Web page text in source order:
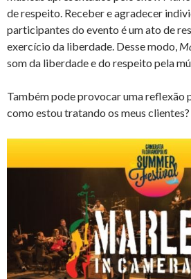
de respeito. Receber e agradecer
participantes do evento é um ato de
exercício da liberdade. Desse modo,
som da liberdade e do respeito pela
Também pode provocar uma reflexão
como estou tratando os meus clientes?